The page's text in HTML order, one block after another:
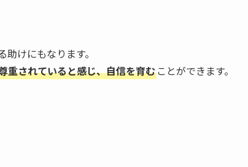
けにもなります。
重されていると感じ、自信を育む ことができます。